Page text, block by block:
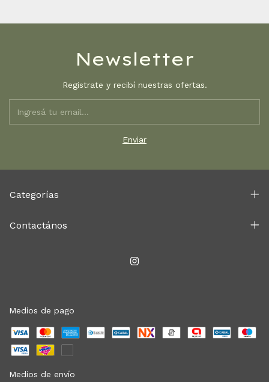
Newsletter
Registrate y recibí nuestras ofertas.
Categorías
Contactános
Medios de pago
Medios de envío